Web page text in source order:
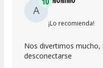
A
¡Lo recomienda!
Nos divertimos mucho,
desconectarse